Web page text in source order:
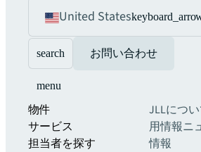
United States
search お問い合わせ
menu
物件
サービス
担当者を探す
JLLにつ
用情報ニ
情報